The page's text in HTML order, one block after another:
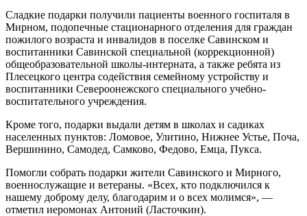
Сладкие подарки получили пациенты военного госпиталя в
Мирном, подопечные стационарного отделения для граждан
пожилого возраста и инвалидов в поселке Савинском и
воспитанники Савинской специальной (коррекционной)
общеобразовательной школы-интерната, а также ребята из
Плесецкого центра содействия семейному устройству и
воспитанники Североонежского специального учебно-
воспитательного учреждения.
Кроме того, подарки выдали детям в школах и садиках
населенных пунктов: Ломовое, Улитино, Нижнее Устье, Поча,
Вершинино, Самодед, Самково, Федово, Емца, Пукса.
Помогли собрать подарки жители Савинского и Мирного,
военнослужащие и ветераны. «Всех, кто подключился к
нашему доброму делу, благодарим и о всех молимся», —
отметил иеромонах Антоний (Ласточкин).